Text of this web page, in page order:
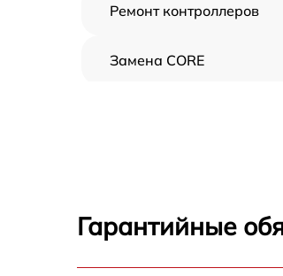
Ремонт контроллеров
Замена CORE
Гарантийные